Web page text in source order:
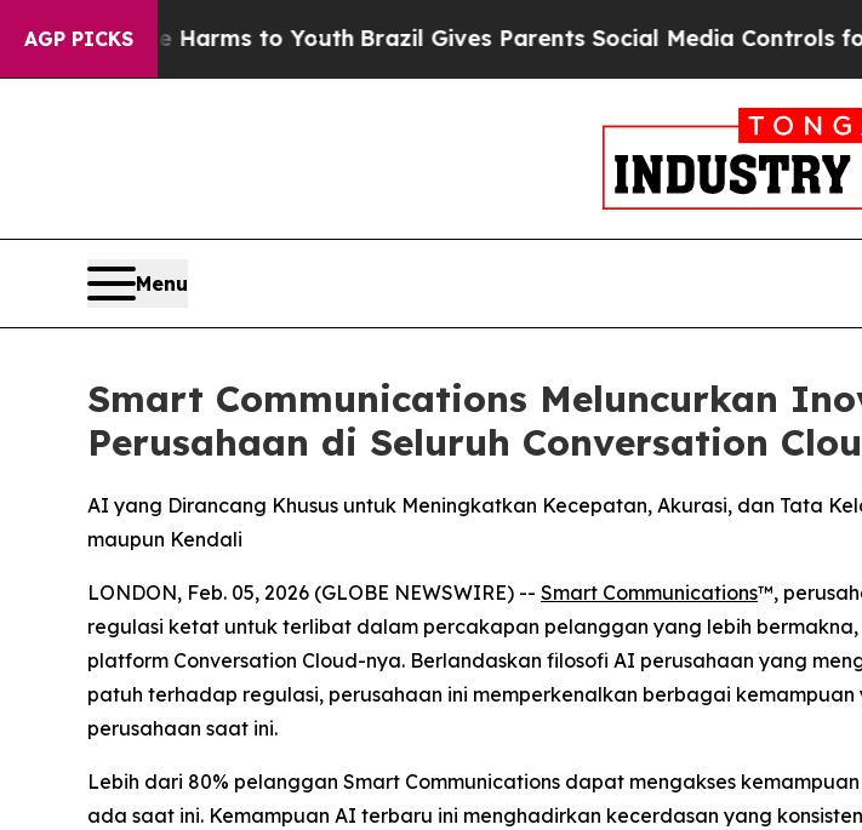
AGP PICKS
Harms to YouthBrazil Gives Parents Social Media Controls for Their
Menu
Smart Communications Meluncurkan
Perusahaan di Seluruh Conversation
AI yang Dirancang Khusus untuk Meningkatkan Kecepatan, Akurasi, dan Tata
maupun Kendali
LONDON, Feb. 05, 2026 (GLOBE NEWSWIRE) -- Smart Communications™,
regulasi ketat untuk terlibat dalam percakapan pelanggan yang lebih
platform Conversation Cloud-nya. Berlandaskan filosofi AI perusahaan yang
patuh terhadap regulasi, perusahaan ini memperkenalkan berbagai
perusahaan saat ini.
Lebih dari 80% pelanggan Smart Communications dapat mengakses
ada saat ini. Kemampuan AI terbaru ini menghadirkan kecerdasan yang